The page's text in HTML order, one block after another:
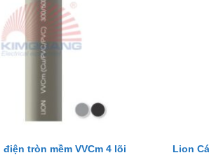
điện tròn mềm VVCm 4 lõi Lion